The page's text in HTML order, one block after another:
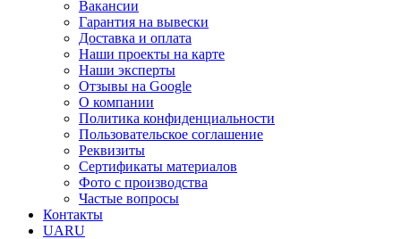
Вакансии
Гарантия на вывески
Доставка и оплата
Наши проекты на карте
Наши эксперты
Отзывы на Google
О компании
Политика конфиденциальности
Пользовательское соглашение
Реквизиты
Сертификаты материалов
Фото с производства
Частые вопросы
Контакты
UARU